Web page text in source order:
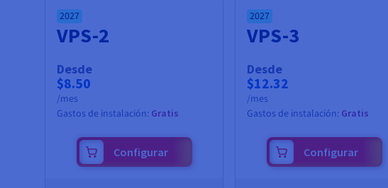
2027
VPS-2
Desde
$8.50
/mes
Gastos de instalación: Gratis
Configurar
2027
VPS-3
Desde
$12.32
/mes
Gastos de instalación: Gratis
Configurar